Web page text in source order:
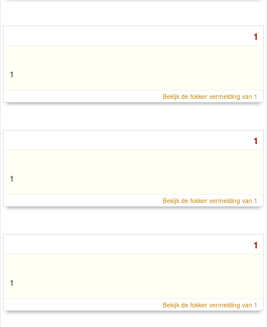
1
1
Bekijk de fokker vermelding van 1
1
1
Bekijk de fokker vermelding van 1
1
1
Bekijk de fokker vermelding van 1